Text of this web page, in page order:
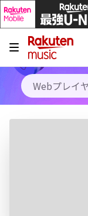
キャンペー
料金プラン
使い方